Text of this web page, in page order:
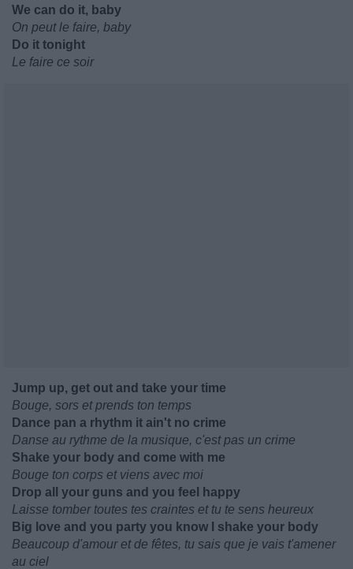
We can do it, baby
On peut le faire, baby
Do it tonight
Le faire ce soir
Jump up, get out and take your time
Bouge, sors et prends ton temps
Dance pan a rhythm it ain't no crime
Danse au rythme de la musique, c'est pas un crime
Shake your body and come with me
Bouge ton corps et viens avec moi
Drop all your guns and you feel happy
Laisse tomber toutes tes craintes et tu te sens heureux
Big love and you party you know I shake your body
Beaucoup d'amour et de fêtes, tu sais que je vais t'amener
au ciel